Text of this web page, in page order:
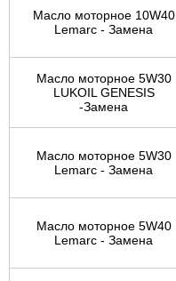
Масло моторное 10W40
Lemarc - Замена
Масло моторное 5W30
LUKOIL GENESIS
-Замена
Масло моторное 5W30
Lemarc - Замена
Масло моторное 5W40
Lemarc - Замена